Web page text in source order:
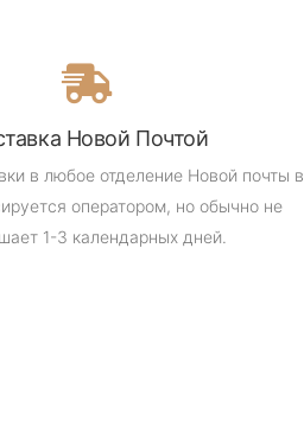
Новой Почтой
в любое отделение Новой почты в
оператором, но обычно не
1-3 календарных дней.